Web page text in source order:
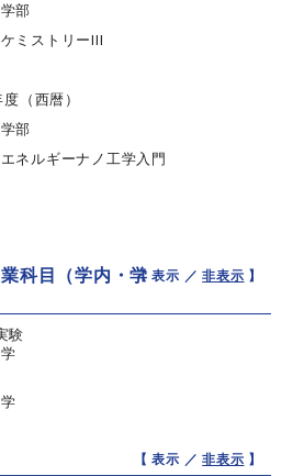
部
ミストリーIII
（西暦）
部
ネルギーナノ工学入門
科目（学内・学【 表示 ／非表示 】
験
【 表示 ／非表示 】